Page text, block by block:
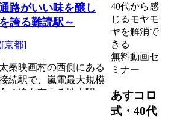
路がいい味を醸し
誇る難読駅～
[京都]
秦映画村の西側にある
続駅で、嵐電最大規模
４線を有する地上駅。
...
40代から感
じるモヤモ
ヤを解消で
きる
無料動画セ
ミナー
あすコロ
式・40代